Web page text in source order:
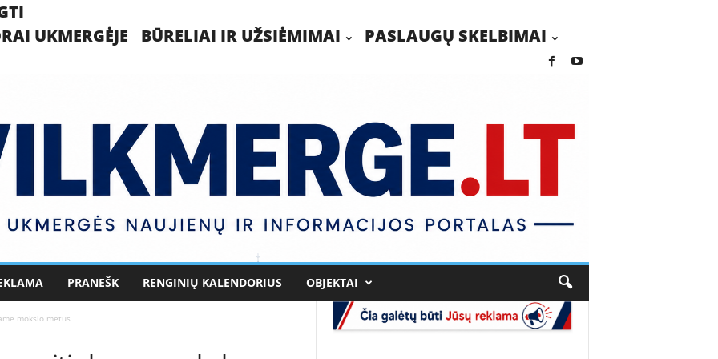
UKMERGĖJE BŪRELIAI IR UŽSIĖMIMAI PASLAUGŲ SKELBIMAI
PRANEŠK RENGINIŲ KALENDORIUS OBJEKTAI
mokslo metus